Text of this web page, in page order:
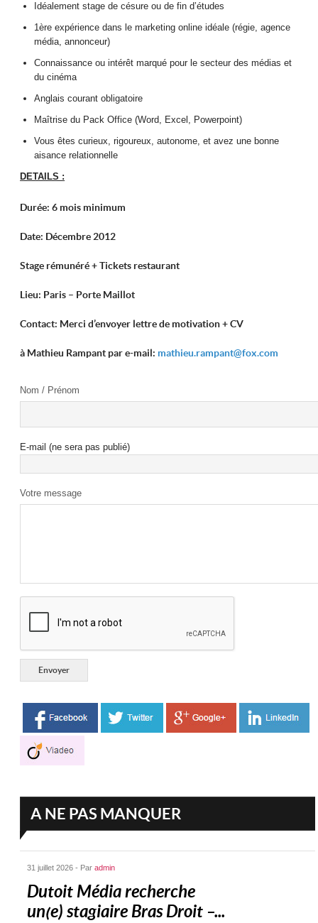
Idéalement stage de césure ou de fin d’études
1ère expérience dans le marketing online idéale (régie, agence
média, annonceur)
Connaissance ou intérêt marqué pour le secteur des médias et
du cinéma
Anglais courant obligatoire
Maîtrise du Pack Office (Word, Excel, Powerpoint)
Vous êtes curieux, rigoureux, autonome, et avez une bonne
aisance relationnelle
DETAILS :
Durée : 6 mois minimum
Date : Décembre 2012
Stage rémunéré + Tickets restaurant
Lieu : Paris – Porte Maillot
Contact : Merci d’envoyer lettre de motivation + CV
à Mathieu Rampant par e-mail : mathieu.rampant@fox.com
Nom / Prénom
E-mail (ne sera pas publié)
Votre message
A NE PAS MANQUER
31 juillet 2026 - Paradmin
Dutoit Média recherche
un(e) stagiaire Bras Droit –...